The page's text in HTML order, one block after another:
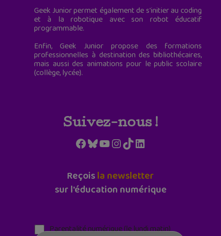
Geek Junior permet également de s'initier au coding
et à la robotique avec son robot éducatif
programmable.
Enfin, Geek Junior propose des formations
professionnelles à destination des bibliothécaires,
mais aussi des animations pour le public scolaire
(collège, lycée).
Suivez-nous !
Facebook
Bluesky
YouTube
Instagram
TikTokLinkedIn
Reçoisla newsletter
sur l'éducation numérique
Parentalité numérique (le lundi matin)